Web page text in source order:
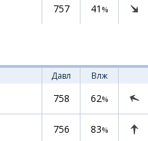
757 41 %
Давл Влж
758 62%
756 83%